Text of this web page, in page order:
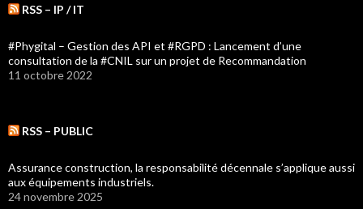
RSS – IP / IT
#Phygital – Gestion des API et #RGPD : Lancement d’une
consultation de la #CNIL sur un projet de Recommandation
11 octobre 2022
RSS – PUBLIC
Assurance construction, la responsabilité décennale s’applique aussi
aux équipements industriels.
24 novembre 2025